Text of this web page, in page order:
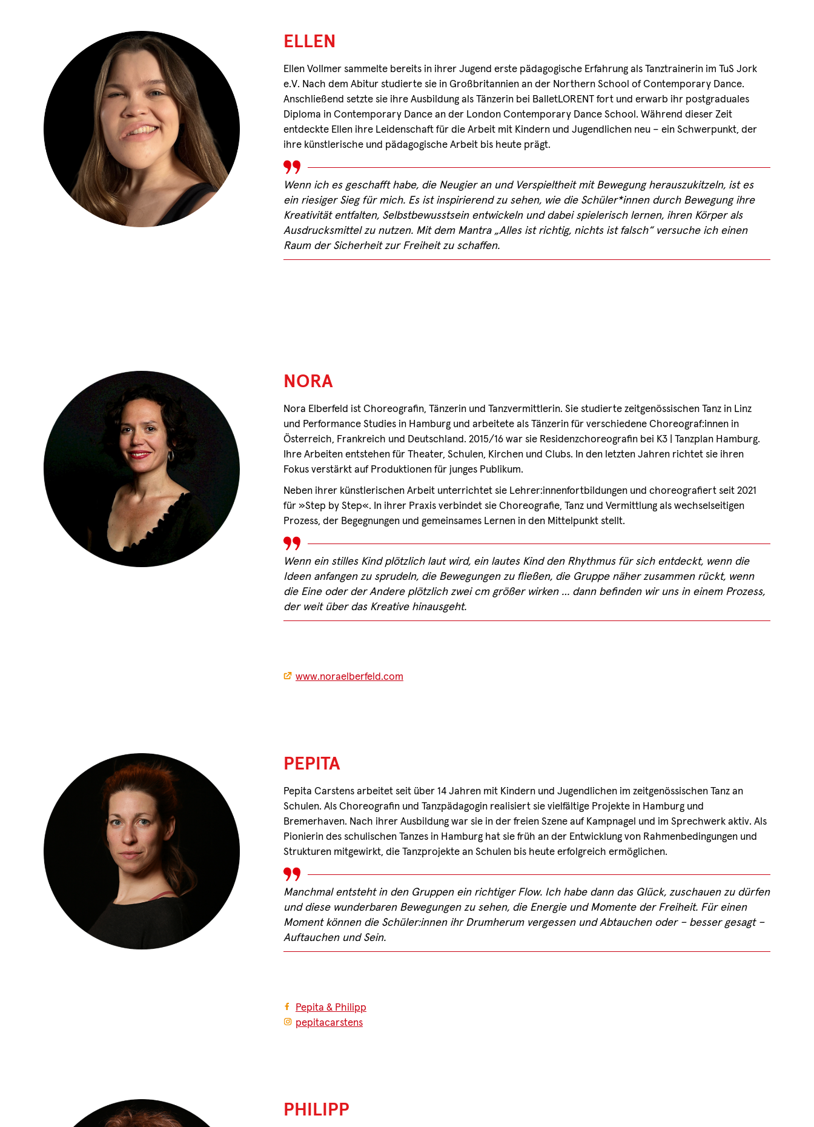
ELLEN
Ellen Vollmer sammelte bereits in ihrer Jugend erste pädagogische Erfahrung als Tanztrainerin im TuS Jork
e.V. Nach dem Abitur studierte sie in Großbritannien an der Northern School of Contemporary Dance.
Anschließend setzte sie ihre Ausbildung als Tänzerin bei BalletLORENT fort und erwarb ihr postgraduales
Diploma in Contemporary Dance an der London Contemporary Dance School. Während dieser Zeit
entdeckte Ellen ihre Leidenschaft für die Arbeit mit Kindern und Jugendlichen neu – ein Schwerpunkt, der
ihre künstlerische und pädagogische Arbeit bis heute prägt.
Wenn ich es geschafft habe, die Neugier an und Verspieltheit mit Bewegung herauszukitzeln, ist es
ein riesiger Sieg für mich. Es ist inspirierend zu sehen, wie die Schüler*innen durch Bewegung ihre
Kreativität entfalten, Selbstbewusstsein entwickeln und dabei spielerisch lernen, ihren Körper als
Ausdrucksmittel zu nutzen. Mit dem Mantra „Alles ist richtig, nichts ist falsch“ versuche ich einen
Raum der Sicherheit zur Freiheit zu schaffen.
NORA
Nora Elberfeld ist Choreografin, Tänzerin und Tanzvermittlerin. Sie studierte zeitgenössischen Tanz in Linz
und Performance Studies in Hamburg und arbeitete als Tänzerin für verschiedene Choreograf:innen in
Österreich, Frankreich und Deutschland. 2015/16 war sie Residenzchoreografin bei K3 | Tanzplan Hamburg.
Ihre Arbeiten entstehen für Theater, Schulen, Kirchen und Clubs. In den letzten Jahren richtet sie ihren
Fokus verstärkt auf Produktionen für junges Publikum.
Neben ihrer künstlerischen Arbeit unterrichtet sie Lehrer:innenfortbildungen und choreografiert seit 2021
für »Step by Step«. In ihrer Praxis verbindet sie Choreografie, Tanz und Vermittlung als wechselseitigen
Prozess, der Begegnungen und gemeinsames Lernen in den Mittelpunkt stellt.
Wenn ein stilles Kind plötzlich laut wird, ein lautes Kind den Rhythmus für sich entdeckt, wenn die
Ideen anfangen zu sprudeln, die Bewegungen zu fließen, die Gruppe näher zusammen rückt, wenn
die Eine oder der Andere plötzlich zwei cm größer wirken … dann befinden wir uns in einem Prozess,
der weit über das Kreative hinausgeht.
www.noraelberfeld.com
PEPITA
Pepita Carstens arbeitet seit über 14 Jahren mit Kindern und Jugendlichen im zeitgenössischen Tanz an
Schulen. Als Choreografin und Tanzpädagogin realisiert sie vielfältige Projekte in Hamburg und
Bremerhaven. Nach ihrer Ausbildung war sie in der freien Szene auf Kampnagel und im Sprechwerk aktiv. Als
Pionierin des schulischen Tanzes in Hamburg hat sie früh an der Entwicklung von Rahmenbedingungen und
Strukturen mitgewirkt, die Tanzprojekte an Schulen bis heute erfolgreich ermöglichen.
Manchmal entsteht in den Gruppen ein richtiger Flow. Ich habe dann das Glück, zuschauen zu dürfen
und diese wunderbaren Bewegungen zu sehen, die Energie und Momente der Freiheit. Für einen
Moment können die Schüler:innen ihr Drumherum vergessen und Abtauchen oder – besser gesagt –
Auftauchen und Sein.
Pepita & Philipp
pepitacarstens
PHILIPP